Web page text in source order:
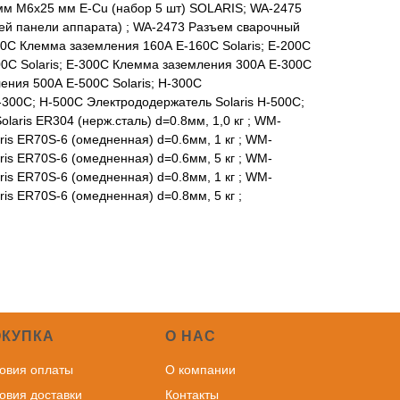
M6х25 мм E-Cu (набор 5 шт) SOLARIS; WA-2475
панели аппарата) ; WA-2473 Разъем сварочный
Клемма заземления 160А E-160C Solaris; E-200C
Solaris; E-300C Клемма заземления 300А E-300C
500А E-500C Solaris; H-300C
H-500C Электрододержатель Solaris H-500С;
ER304 (нерж.сталь) d=0.8мм, 1,0 кг ; WM-
ER70S-6 (омедненная) d=0.6мм, 1 кг ; WM-
ER70S-6 (омедненная) d=0.6мм, 5 кг ; WM-
ER70S-6 (омедненная) d=0.8мм, 1 кг ; WM-
ER70S-6 (омедненная) d=0.8мм, 5 кг ;
оплаты
доставки
О НАС
О компании
Контакты